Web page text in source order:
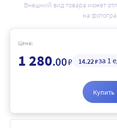
Внешний вид товара может
на
Цена:
1 280.00₽ 14.22₽за 1
Купить